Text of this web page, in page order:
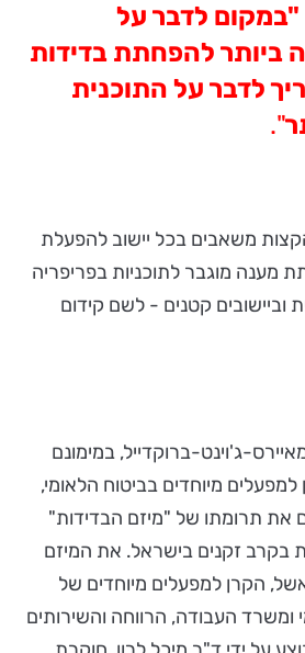
"במקום לדבר על
ביותר להפחתת בדידות
לדבר על התוכנית
".
משאבים בכל יישוב להפעלת
מענה מוגבר לתוכניות בפריפריה
וביישובים קטנים - לשם קידום
ג'וינט-ברוקדייל, במימונם
מיוחדים בביטוח הלאומי,
את תרומתו של "מיזם הבדידות"
בקרב זקנים בישראל. את המיזם
הקרן למפעלים מיוחדים של
ומשרד העבודה, הרווחה והשירותים